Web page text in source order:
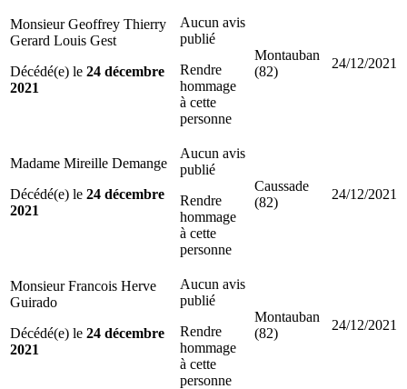
Monsieur Geoffrey Thierry
Gerard Louis Gest
Décédé(e) le 24 décembre
2021
Aucun avis
publié
Rendre
hommage
à cette
personne
Montauban
(82)
24/12/2021
Madame Mireille Demange
Décédé(e) le 24 décembre
2021
Aucun avis
publié
Rendre
hommage
à cette
personne
Caussade
(82)
24/12/2021
Monsieur Francois Herve
Guirado
Décédé(e) le 24 décembre
2021
Aucun avis
publié
Rendre
hommage
à cette
personne
Montauban
(82)
24/12/2021